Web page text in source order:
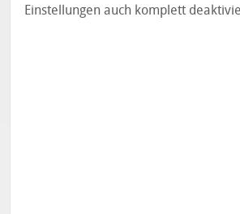
Einstellungen auch komplett